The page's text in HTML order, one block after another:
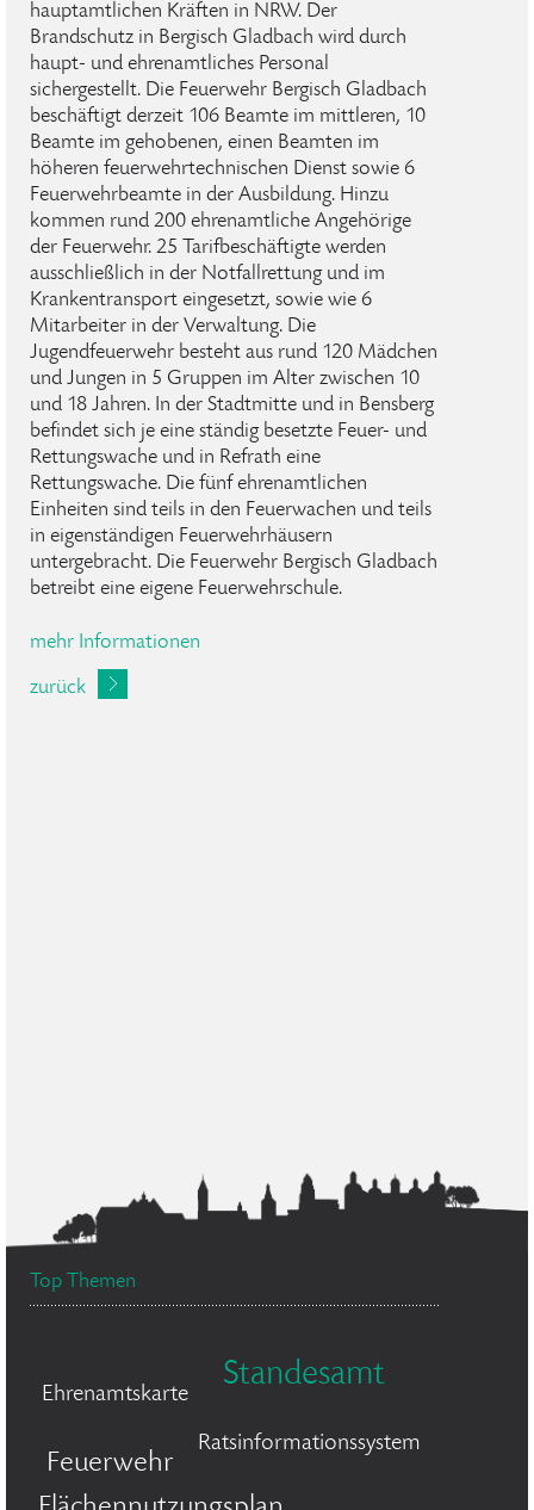
hauptamtlichen Kräften in NRW. Der
Brandschutz in Bergisch Gladbach wird durch
haupt- und ehrenamtliches Personal
sichergestellt. Die Feuerwehr Bergisch Gladbach
beschäftigt derzeit 106 Beamte im mittleren, 10
Beamte im gehobenen, einen Beamten im
höheren feuerwehrtechnischen Dienst sowie 6
Feuerwehrbeamte in der Ausbildung. Hinzu
kommen rund 200 ehrenamtliche Angehörige
der Feuerwehr. 25 Tarifbeschäftigte werden
ausschließlich in der Notfallrettung und im
Krankentransport eingesetzt, sowie wie 6
Mitarbeiter in der Verwaltung. Die
Jugendfeuerwehr besteht aus rund 120 Mädchen
und Jungen in 5 Gruppen im Alter zwischen 10
und 18 Jahren. In der Stadtmitte und in Bensberg
befindet sich je eine ständig besetzte Feuer- und
Rettungswache und in Refrath eine
Rettungswache. Die fünf ehrenamtlichen
Einheiten sind teils in den Feuerwachen und teils
in eigenständigen Feuerwehrhäusern
untergebracht. Die Feuerwehr Bergisch Gladbach
betreibt eine eigene Feuerwehrschule.
mehr Informationen
zurück
Top Themen
Ehrenamtskarte
Standesamt
Feuerwehr
Ratsinformationssystem